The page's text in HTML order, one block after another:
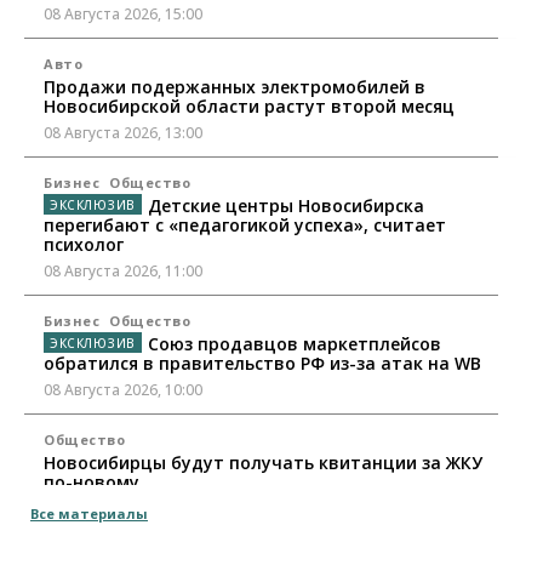
08 Августа 2026, 15:00
Авто
Продажи подержанных электромобилей в
Новосибирской области растут второй месяц
08 Августа 2026, 13:00
Бизнес Общество
Детские центры Новосибирска
перегибают с «педагогикой успеха», считает
психолог
08 Августа 2026, 11:00
Бизнес Общество
Союз продавцов маркетплейсов
обратился в правительство РФ из-за атак на WB
08 Августа 2026, 10:00
Общество
Новосибирцы будут получать квитанции за ЖКУ
по-новому
08 Августа 2026, 09:00
Все материалы